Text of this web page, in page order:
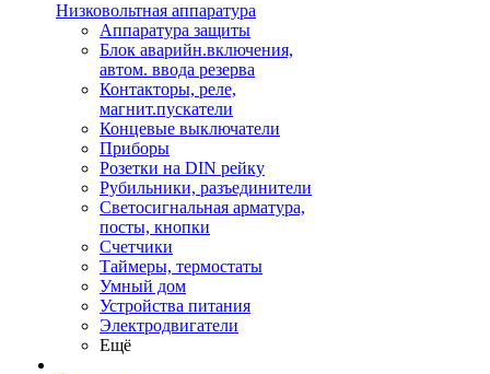
Низковольтная аппаратура
Аппаратура защиты
Блок аварийн.включения,
автом. ввода резерва
Контакторы, реле,
магнит.пускатели
Концевые выключатели
Приборы
Розетки на DIN рейку
Рубильники, разъединители
Светосигнальная арматура,
посты, кнопки
Счетчики
Таймеры, термостаты
Умный дом
Устройства питания
Электродвигатели
Ещё